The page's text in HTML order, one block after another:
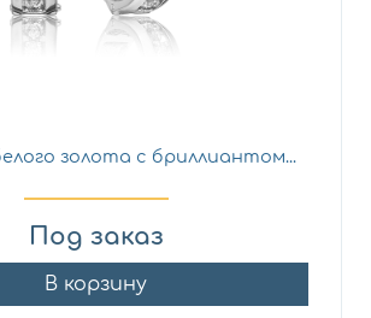
золота с бриллиантом...
Под заказ
В корзину